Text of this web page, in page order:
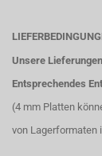
Unsere
Entsprechendes
(4 mm Platten
von Lagerformaten